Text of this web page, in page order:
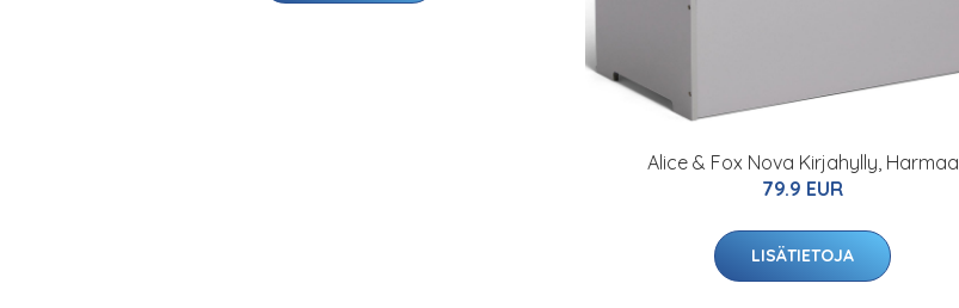
Alice & Fox Nova Kirjahylly, Harmaa
79.9 EUR
LISÄTIETOJA